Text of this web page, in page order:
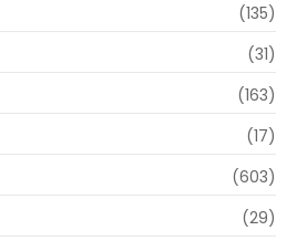
(135)
(31)
(163)
(17)
(603)
(29)